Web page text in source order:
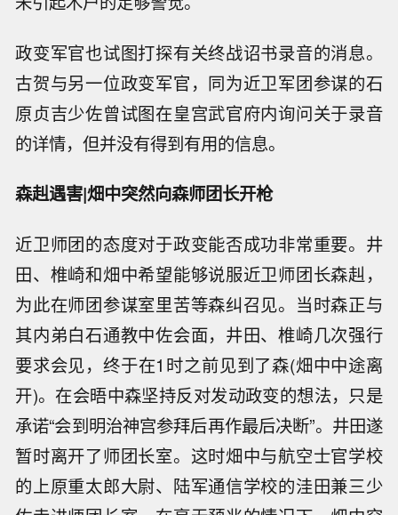
政变军官也试图打探有关终战诏书录音的消息。
古贺与另一位政变军官，同为近卫军团参谋的石
原贞吉少佐曾试图在皇宫武官府内询问关于录音
的详情，但并没有得到有用的信息。
森赳遇害|畑中突然向森师团长开枪
近卫师团的态度对于政变能否成功非常重要。井
田、椎崎和畑中希望能够说服近卫师团长森赳，
为此在师团参谋室里苦等森纠召见。当时森正与
其内弟白石通教中佐会面，井田、椎崎几次强行
要求会见，终于在1时之前见到了森(畑中中途离
开)。在会晤中森坚持反对发动政变的想法，只是
承诺“会到明治神宫参拜后再作最后决断”。井田遂
暂时离开了师团长室。这时畑中与航空士官学校
的上原重太郎大尉、陆军通信学校的洼田兼三少